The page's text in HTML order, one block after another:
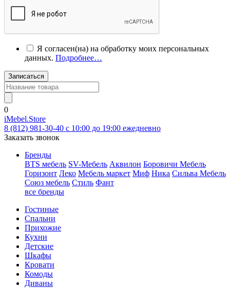
Я согласен(на) на обработку моих персональных
данных. Подробнее…
Записаться
0
iMebel.Store
8 (812) 981-30-40 c 10:00 до 19:00 ежедневно
Заказать звонок
Бренды
BTS мебель SV-Мебель Аквилон Боровичи Мебель
Горизонт Леко Мебель маркет Миф Ника Сильва Мебель
Союз мебель Стиль Фант
все бренды
Гостиные
Спальни
Прихожие
Кухни
Детские
Шкафы
Кровати
Комоды
Диваны